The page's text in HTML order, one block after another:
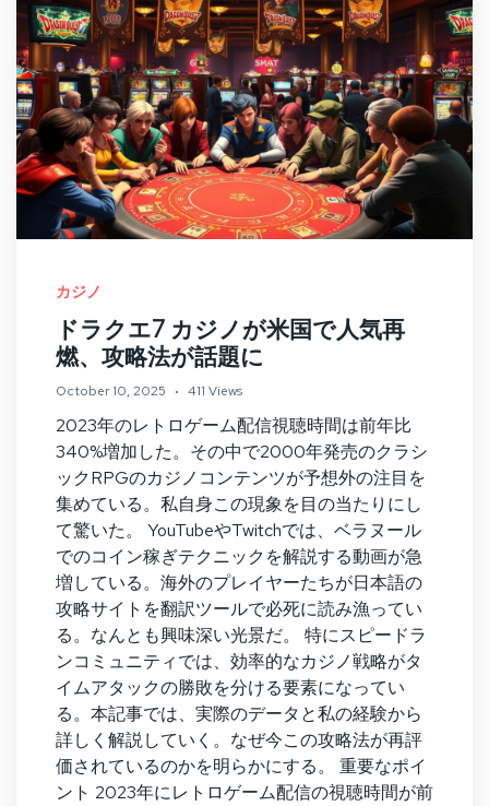
カジノ
ドラクエ7 カジノが米国で人気再
燃、攻略法が話題に
October 10, 2025 411 Views
2023年のレトロゲーム配信視聴時間は前年比
340%増加した。その中で2000年発売のクラシ
ックRPGのカジノコンテンツが予想外の注目を
集めている。私自身この現象を目の当たりにし
て驚いた。 YouTubeやTwitchでは、ベラヌール
でのコイン稼ぎテクニックを解説する動画が急
増している。海外のプレイヤーたちが日本語の
攻略サイトを翻訳ツールで必死に読み漁ってい
る。なんとも興味深い光景だ。 特にスピードラ
ンコミュニティでは、効率的なカジノ戦略がタ
イムアタックの勝敗を分ける要素になってい
る。本記事では、実際のデータと私の経験から
詳しく解説していく。なぜ今この攻略法が再評
価されているのかを明らかにする。 重要なポイ
ント 2023年にレトロゲーム配信の視聴時間が前